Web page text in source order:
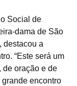
Social de
dama de São
destacou a
“Este será um
de oração e de
encontro